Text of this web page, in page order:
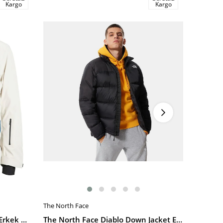
Kargo
Jack & Jones Jcotarwin Puffer Erkek Mont
SEPETE EKLE
Kargo
The North Face
The North Face Diablo Down Jacket Erkek Mont